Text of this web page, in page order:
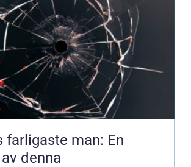
farligaste man: En
denna